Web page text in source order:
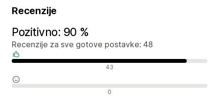
Recenzije
Pozitivno: 90 %
Recenzije za sve gotove postavke: 48
Pozitivne recenzije 43
Neutralne recenzije 0